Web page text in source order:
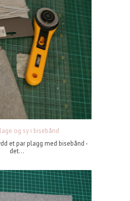
og sy i bisebånd
et par plagg med bisebånd -
det...